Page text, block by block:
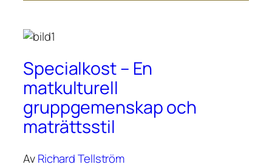
Specialkost – En
matkulturell
gruppgemenskap och
maträttsstil
AvRichard Tellström